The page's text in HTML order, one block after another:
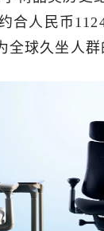
合人民币
全球久坐人群